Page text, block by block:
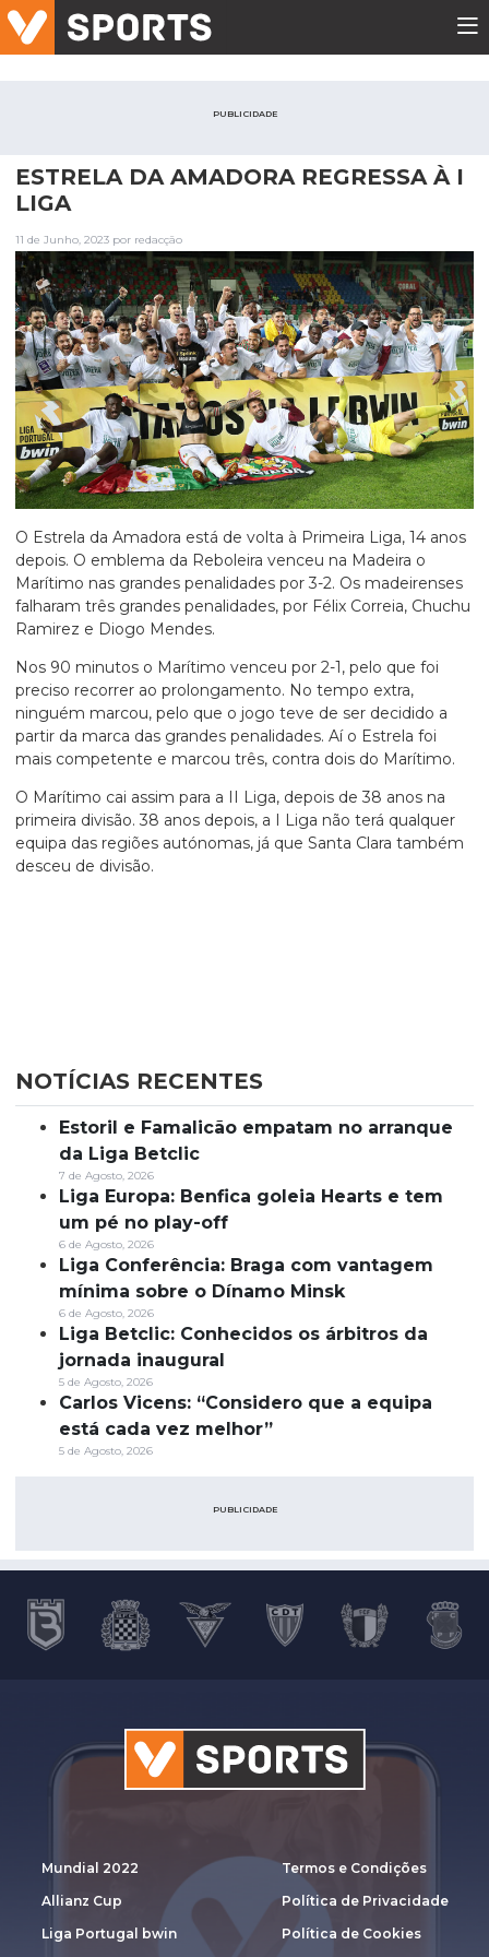
PUBLICIDADE
ESTRELA DA AMADORA REGRESSA À I
LIGA
11 de Junho, 2023 por redacção
O Estrela da Amadora está de volta à Primeira Liga, 14 anos
depois. O emblema da Reboleira venceu na Madeira o
Marítimo nas grandes penalidades por 3-2. Os madeirenses
falharam três grandes penalidades, por Félix Correia, Chuchu
Ramirez e Diogo Mendes.
Nos 90 minutos o Marítimo venceu por 2-1, pelo que foi
preciso recorrer ao prolongamento. No tempo extra,
ninguém marcou, pelo que o jogo teve de ser decidido a
partir da marca das grandes penalidades. Aí o Estrela foi
mais competente e marcou três, contra dois do Marítimo.
O Marítimo cai assim para a II Liga, depois de 38 anos na
primeira divisão. 38 anos depois, a I Liga não terá qualquer
equipa das regiões autónomas, já que Santa Clara também
desceu de divisão.
NOTÍCIAS RECENTES
Estoril e Famalicão empatam no arranque
da Liga Betclic
7 de Agosto, 2026
Liga Europa: Benfica goleia Hearts e tem
um pé no play-off
6 de Agosto, 2026
Liga Conferência: Braga com vantagem
mínima sobre o Dínamo Minsk
6 de Agosto, 2026
Liga Betclic: Conhecidos os árbitros da
jornada inaugural
5 de Agosto, 2026
Carlos Vicens: “Considero que a equipa
está cada vez melhor”
5 de Agosto, 2026
PUBLICIDADE
Mundial 2022
Allianz Cup
Liga Portugal bwin
Termos e Condições
Política de Privacidade
Política de Cookies